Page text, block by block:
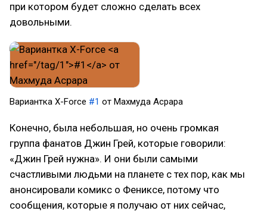
при котором будет сложно сделать всех
довольными.
Вариантка X-Force #1 от Махмуда Асрара
Конечно, была небольшая, но очень громкая
группа фанатов Джин Грей, которые говорили:
«Джин Грей нужна». И они были самыми
счастливыми людьми на планете с тех пор, как мы
анонсировали комикс о Фениксе, потому что
сообщения, которые я получаю от них сейчас,